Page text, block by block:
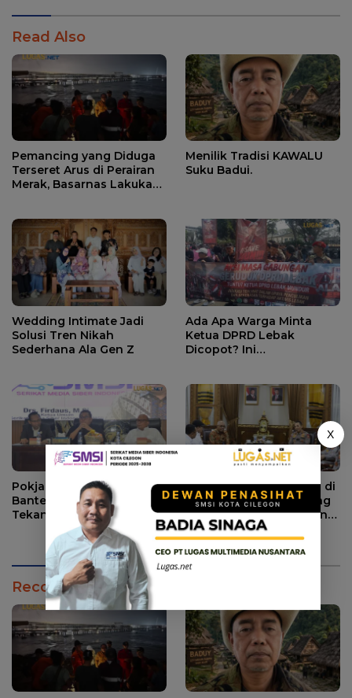
Read Also
Pemancing yang Diduga
Terseret Arus di Perairan
Merak, Basarnas Lakukan
Menilik Tradisi KAWALU
Suku Badui.
Wedding Intimate Jadi
Solusi Tren Nikah
Sederhana Ala Gen Z
Ada Apa Warga Minta
Ketua DPRD Lebak
Dicopot? Ini
Pokja Jaga Desa se-
Banten, Ketum SMSI
Tekankan Sinergi
Strategis Media dan
Pembangunan Desa.
Audiensi Pengurus PWI di
Mabes Polri, PWI Dorong
Konsistensi MoU Dewan
Pers – Polri
Recommendation for You
X